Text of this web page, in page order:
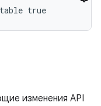
изменения API